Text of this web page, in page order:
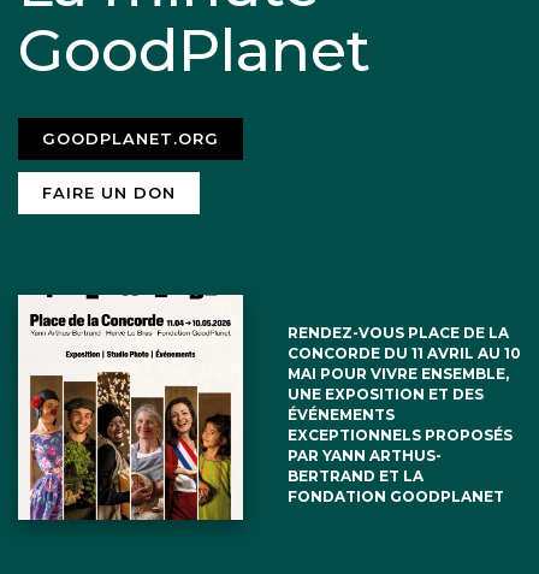
GoodPlanet
GOODPLANET.ORG
FAIRE UN DON
RENDEZ-VOUS PLACE DE LA
CONCORDE DU 11 AVRIL AU 10
MAI POUR VIVRE ENSEMBLE,
UNE EXPOSITION ET DES
ÉVÉNEMENTS
EXCEPTIONNELS PROPOSÉS
PAR YANN ARTHUS-
BERTRAND ET LA
FONDATION GOODPLANET